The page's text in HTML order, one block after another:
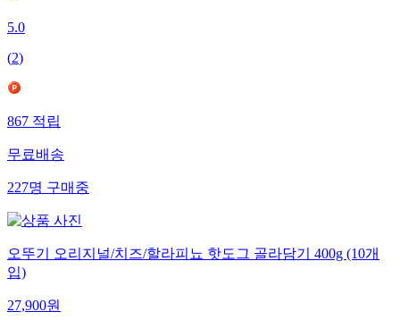
5.0
(2)
867적립
무료배송
227명구매중
오뚜기 오리지널/치즈/할라피뇨 핫도그 골라담기 400g (10개
입)
27,900원